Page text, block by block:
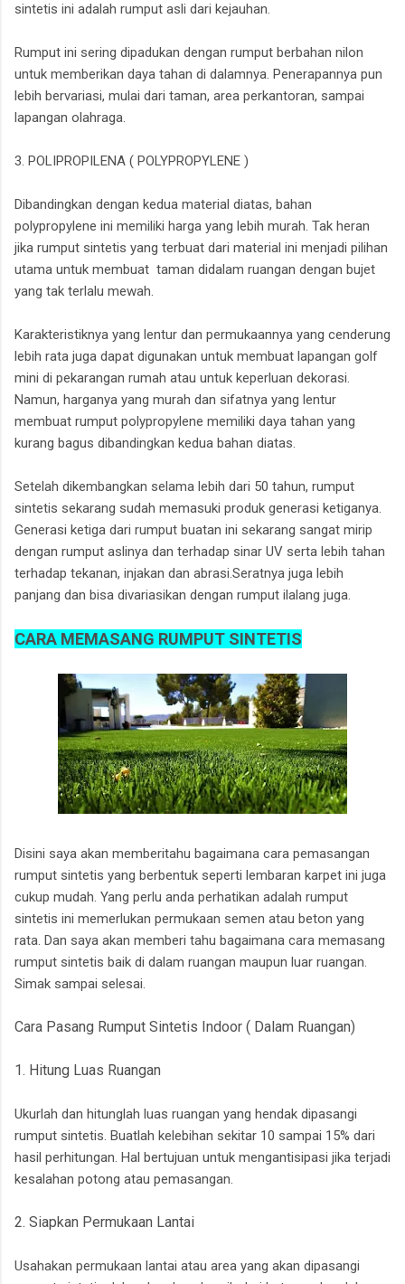
sintetis ini adalah rumput asli dari kejauhan.
Rumput ini sering dipadukan dengan rumput berbahan nilon
untuk memberikan daya tahan di dalamnya. Penerapannya pun
lebih bervariasi, mulai dari taman, area perkantoran, sampai
lapangan olahraga.
3. POLIPROPILENA ( POLYPROPYLENE )
Dibandingkan dengan kedua material diatas, bahan
polypropylene ini memiliki harga yang lebih murah. Tak heran
jika rumput sintetis yang terbuat dari material ini menjadi pilihan
utama untuk membuat taman didalam ruangan dengan bujet
yang tak terlalu mewah.
Karakteristiknya yang lentur dan permukaannya yang cenderung
lebih rata juga dapat digunakan untuk membuat lapangan golf
mini di pekarangan rumah atau untuk keperluan dekorasi.
Namun, harganya yang murah dan sifatnya yang lentur
membuat rumput polypropylene memiliki daya tahan yang
kurang bagus dibandingkan kedua bahan diatas.
Setelah dikembangkan selama lebih dari 50 tahun, rumput
sintetis sekarang sudah memasuki produk generasi ketiganya.
Generasi ketiga dari rumput buatan ini sekarang sangat mirip
dengan rumput aslinya dan terhadap sinar UV serta lebih tahan
terhadap tekanan, injakan dan abrasi.Seratnya juga lebih
panjang dan bisa divariasikan dengan rumput ilalang juga.
CARA MEMASANG RUMPUT SINTETIS
Disini saya akan memberitahu bagaimana cara pemasangan
rumput sintetis yang berbentuk seperti lembaran karpet ini juga
cukup mudah. Yang perlu anda perhatikan adalah rumput
sintetis ini memerlukan permukaan semen atau beton yang
rata. Dan saya akan memberi tahu bagaimana cara memasang
rumput sintetis baik di dalam ruangan maupun luar ruangan.
Simak sampai selesai.
Cara Pasang Rumput Sintetis Indoor ( Dalam Ruangan)
1. Hitung Luas Ruangan
Ukurlah dan hitunglah luas ruangan yang hendak dipasangi
rumput sintetis. Buatlah kelebihan sekitar 10 sampai 15% dari
hasil perhitungan. Hal bertujuan untuk mengantisipasi jika terjadi
kesalahan potong atau pemasangan.
2. Siapkan Permukaan Lantai
Usahakan permukaan lantai atau area yang akan dipasangi